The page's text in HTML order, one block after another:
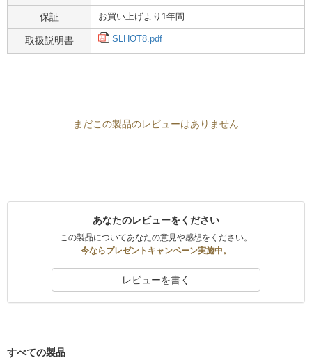
保証 お買い上げより1年間
取扱説明書 SLHOT8.pdf
まだこの製品のレビューはありません
あなたのレビューをください
この製品についてあなたの意見や感想をください。
今ならプレゼントキャンペーン実施中。
レビューを書く
すべての製品